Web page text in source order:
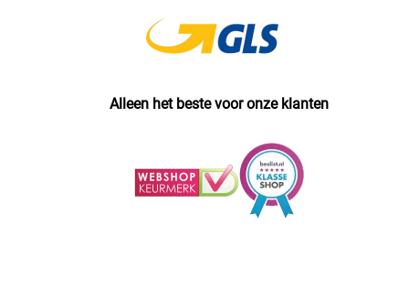
Alleen het beste voor onze klanten